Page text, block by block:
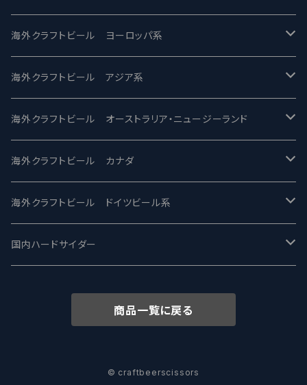
バテレ -VERTERE
2nd Story Ale Works -セカンドストーリー
ビアへるん - Beer Hearn
忽布古丹醸造 - HOP KOTAN
ワイマーケットブルーイング Y.Market Brewing
志賀高原ビール - SIGAKOGEN
箕面ビール - MINOH BEER
サンクトガーレン - Sankt Gallen
Modern Times モダンタイムズ
Maui マウイ
Toppling Goliath トップリンゴライアス
Fair State フェアステイト
Lagunitas ラグニタス
FirestoneWalker ファイアストーン
Mikkeller ミッケラー
Hop Nation ホップネーション
海外クラフトビール ヨーロッパ系
UnBarred -アンバード
SAIREN /サイレン
ワイルドチャイルド - Wilde Child
BrewDog Brewery - ブリュードッグ
The Flying Inn / ザ フライイング イン
Lambiek Fabriek - ファブリーク
海外クラフトビール アジア系
gweilo-鬼佬 グウァイロ
Heart Of Darkness - ハートオブダークネス
Carbon brews -カーボン
TAIHU - タイフー
Behemoth - ベヒーモス
海外クラフトビール オーストラリア・ニュージーランド
ROCKY RIDGE - ロッキーリッジ
BODRIGGY BREWING ボッドリッジー
CO-CONSPIRATORS コ・コンスピレーターズ
Deep Creek Brewing Co.
8 Wired エイトワイアード
海外クラフトビール カナダ
Jackie O's ジャッキーオーズ
Westbrook ウェストブルック
Strathcona ストラスコナ
ODIN BREWING オディン
海外クラフトビール ドイツビール系
Karmeliten カーメリテン
Früh フリュー
国内ハードサイダー
商品一覧に戻る
© craftbeerscissors